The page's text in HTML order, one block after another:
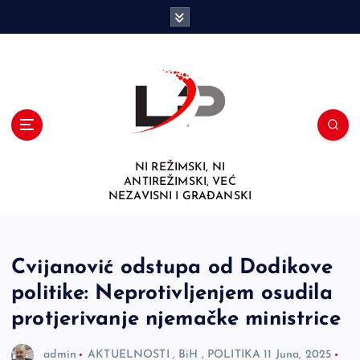
NI REŽIMSKI, NI
ANTIREŽIMSKI, VEĆ
NEZAVISNI I GRAĐANSKI
Cvijanović odstupa od Dodikove
politike: Neprotivljenjem osudila
protjerivanje njemačke ministrice
admin AKTUELNOSTI , BiH , POLITIKA 11 Juna, 2025